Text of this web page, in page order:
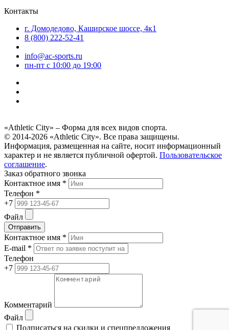
Контакты
г. Домодедово, Каширское шоссе, 4к1
8 (800) 222-52-41
info@ac-sports.ru
пн-пт c 10:00 до 19:00
«Athletic City» – Форма для всех видов спорта.
© 2014-2026 «Athletic City». Все права защищены.
Информация, размещенная на сайте, носит информационный
характер и не является публичной офертой. Пользовательское
соглашение.
Заказ обратного звонка
Контактное имя *
Телефон *
+7
Файл
Отправить
Контактное имя *
E-mail *
Телефон
+7
Комментарий
Файл
Подписаться на скидки и спецпредложения